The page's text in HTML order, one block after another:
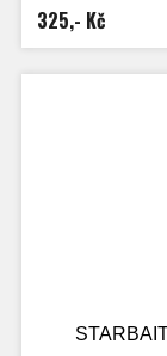
Nerozpouští PVA!
325,- Kč